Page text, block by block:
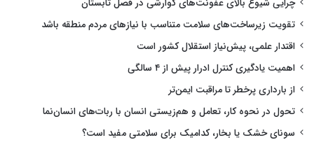
چرایی شیوع بالای عفونت‌های گوارشی در فصل تابستان
تقویت زیرساخت‌های سلامت متناسب با نیازهای مردم منطقه باشد
اقتدار علمی، پیش‌نیاز استقلال کشور است
اهمیت یادگیری کنترل ادرار پیش از ۴ سالگی
از بارداری پرخطر تا مراقبت ایمن‌تر
تحول در نحوه کار، تعامل و هم‌زیستی انسان با ربات‌های انسان‌نما
سونای خشک یا بخار، کدامیک برای سلامتی مفید است؟